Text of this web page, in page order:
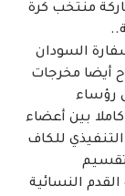
منتخب كرة
السودان
أيضا مخرجات
رؤساء
كاملا بين أعضاء
التنفيذي للكاف
تقسيم
النسائية